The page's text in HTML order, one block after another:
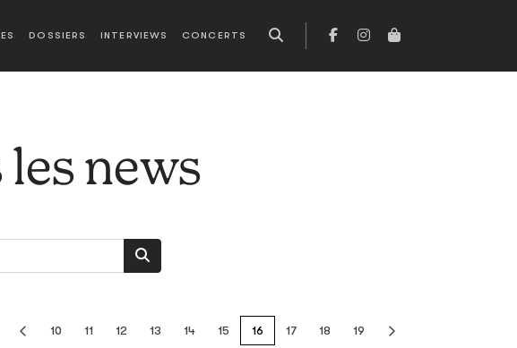
DOSSIERS INTERVIEWS CONCERTS
news
10 11 12 13 14 15 16 17 18 19